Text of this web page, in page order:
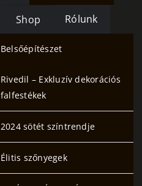
Shop Rólunk
Belsőépítészet
Rivedil – Exkluzív dekorációs
falfestékek
2024 sötét színtrendje
Élitis szőnyegek